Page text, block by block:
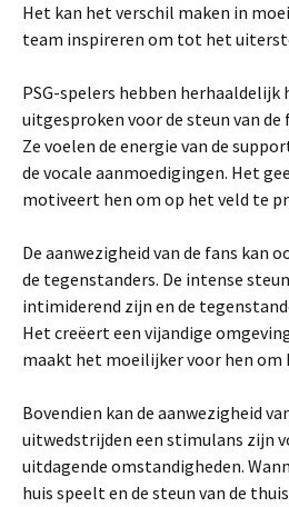
Het kan het verschil maken in
team inspireren om tot het
PSG-spelers hebben herhaaldelijk
uitgesproken voor de steun van
Ze voelen de energie van de
de vocale aanmoedigingen. Het
motiveert hen om op het veld te
De aanwezigheid van de fans kan
de tegenstanders. De intense
intimiderend zijn en de
Het creëert een vijandige
maakt het moeilijker voor hen om
Bovendien kan de aanwezigheid
uitwedstrijden een stimulans zijn
uitdagende omstandigheden.
huis speelt en de steun van de